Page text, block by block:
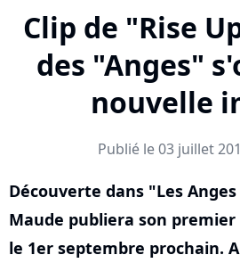
Clip de "Rise
des "Anges"
nouvelle
Publié le 03 juillet
Découverte dans "Les
Maude publiera son
le 1er septembre prochain.